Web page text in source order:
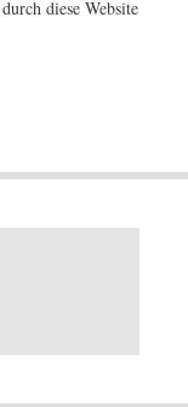
diese Website